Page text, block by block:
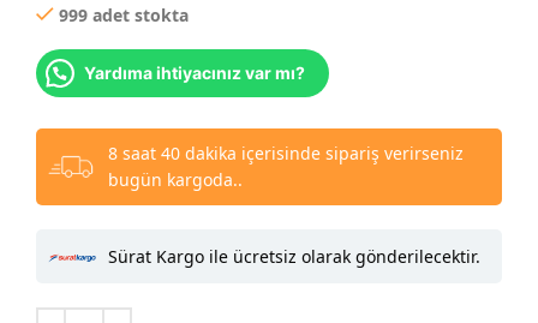
999 adet stokta
Yardıma ihtiyacınız var mı?
8 saat 40 dakika içerisinde sipariş verirseniz
bugün kargoda..
Sürat Kargo ile ücretsiz olarak gönderilecektir.